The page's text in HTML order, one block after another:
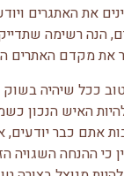
את האתגרים
הנה רשימה
את מקדם האתרים
ככל שיהיה בשוק
האיש הנכון
אתם כבר יודעים,
כי ההנחה השגויה